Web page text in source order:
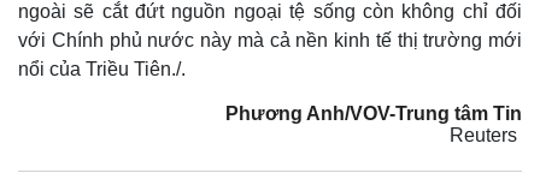
ngoài sẽ cắt đứt nguồn ngoại tệ sống còn không chỉ đối
với Chính phủ nước này mà cả nền kinh tế thị trường mới
nổi của Triều Tiên./.
Phương Anh/VOV-Trung tâm Tin
Reuters ​